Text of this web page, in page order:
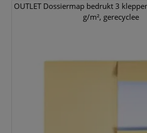
OUTLET Dossiermap bedrukt 3
g/m², gerecyclee